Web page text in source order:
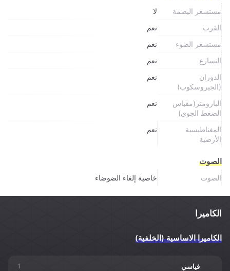
مستشعر البصمة
لا
القرب
نعم
مستشعر الضوء
نعم
التسارع
نعم
الدوران
(الجيروسكوب)
نعم
البارومتر(مقياس
الضغط الجوي)
نعم
المغناطيسية
الأرضية
نعم
الصوت
الصوت خاصية إلغاء الضوضاء
الكاميرا
الكاميرا الاساسية (الخلفية)
قياسي
1